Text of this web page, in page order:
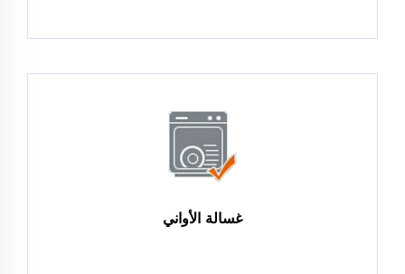
غسالة الأواني